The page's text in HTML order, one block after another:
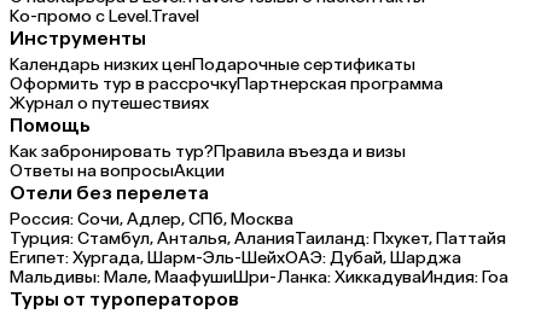
Ко-промо с Level.Travel
Инструменты
Календарь низких ценПодарочные сертификаты
Оформить тур в рассрочкуПартнерская программа
Журнал о путешествиях
Помощь
Как забронировать тур?Правила въезда и визы
Ответы на вопросыАкции
Отели без перелета
Россия:Сочи,Адлер,СПб,Москва
Турция:Стамбул,Анталья,АланияТаиланд:Пхукет,Паттайя
Египет:Хургада,Шарм-Эль-ШейхОАЭ:Дубай,Шарджа
Мальдивы:Мале,МаафушиШри-Ланка:ХиккадуваИндия:Гоа
Туры от туроператоров